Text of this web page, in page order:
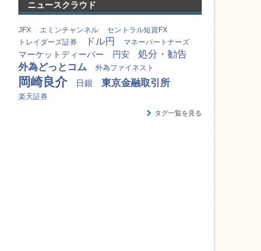
ニュースクラウド
JFX エミンチャンネル
セントラル短資FX
トレイダーズ証券
ドル円 マネーパートナーズ
マーケットディーパー 円安
処分・勧告
外為どっとコム
外為ファイネスト
岡崎良介 日銀 東京金融取引所
楽天証券
タグ一覧を見る